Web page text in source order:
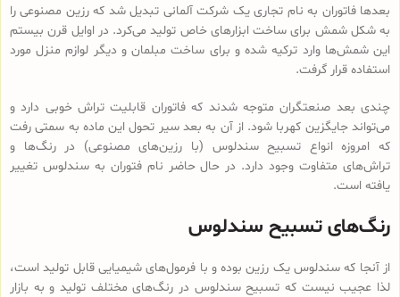
بعدها فاتوران به نام تجاری یک شرکت آلمانی تبدیل شد که رزین مصنوعی را
به شکل شمش برای ساخت ابزارهای خاص تولید می‌کرد. در اوایل قرن بیستم
این شمش‌ها وارد ترکیه شده و برای ساخت مبلمان و دیگر لوازم منزل مورد
استفاده قرار گرفت.
چندی بعد صنعتگران متوجه شدند که فاتوران قابلیت تراش خوبی دارد و
می‌تواند جایگزین کهربا شود. از آن به بعد سیر تحول این ماده به سمتی رفت
که امروزه انواع تسبیح‌ سندلوس (با رزین‌های مصنوعی) در رنگ‌ها و
تراش‌های متفاوت وجود دارد. در حال حاضر نام فتوران به سندلوس تغییر
یافته است.
رنگ‌های تسبیح سندلوس
از آنجا که سندلوس یک رزین بوده و با فرمول‌های شیمیایی قابل تولید است،
لذا عجیب نیست که تسبیح سندلوس در رنگ‌های مختلف تولید و به بازار